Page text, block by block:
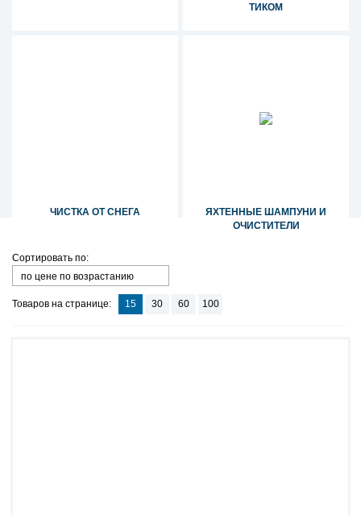
ТИКОМ
ЧИСТКА ОТ СНЕГА
ЯХТЕННЫЕ ШАМПУНИ И
ОЧИСТИТЕЛИ
Сортировать по:
по цене по возрастанию
Товаров на странице: 15 30 60 100